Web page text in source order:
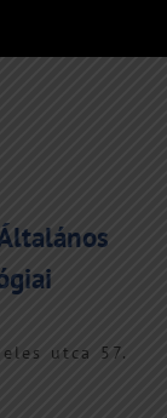
utca 57.